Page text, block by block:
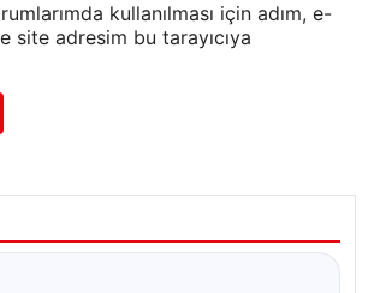
kullanılması için adım, e-
site adresim bu tarayıcıya